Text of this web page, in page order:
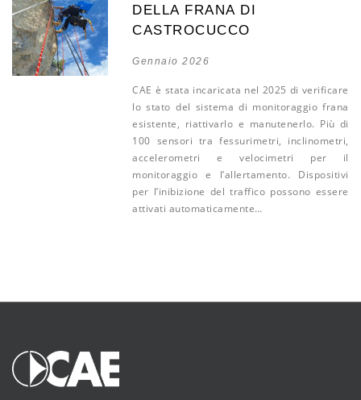
DELLA FRANA DI
CASTROCUCCO
Gennaio 2026
CAE è stata incaricata nel 2025 di verificare
lo stato del sistema di monitoraggio frana
esistente, riattivarlo e manutenerlo. Più di
100 sensori tra fessurimetri, inclinometri,
accelerometri e velocimetri per il
monitoraggio e l’allertamento. Dispositivi
per l’inibizione del traffico possono essere
attivati automaticamente…